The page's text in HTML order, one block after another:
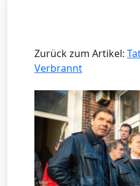
Zurück zum Artikel:
Verbrannt